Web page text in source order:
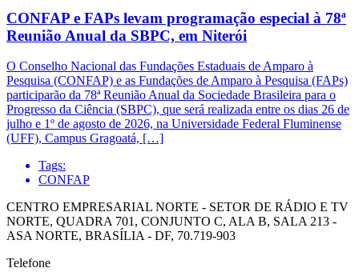
CONFAP e FAPs levam programação especial à 78ª
Reunião Anual da SBPC, em Niterói
O Conselho Nacional das Fundações Estaduais de Amparo à
Pesquisa (CONFAP) e as Fundações de Amparo à Pesquisa (FAPs)
participarão da 78ª Reunião Anual da Sociedade Brasileira para o
Progresso da Ciência (SBPC), que será realizada entre os dias 26 de
julho e 1º de agosto de 2026, na Universidade Federal Fluminense
(UFF), Campus Gragoatá, […]
Tags:
CONFAP
CENTRO EMPRESARIAL NORTE - SETOR DE RÁDIO E TV
NORTE, QUADRA 701, CONJUNTO C, ALA B, SALA 213 -
ASA NORTE, BRASÍLIA - DF, 70.719-903
Telefone